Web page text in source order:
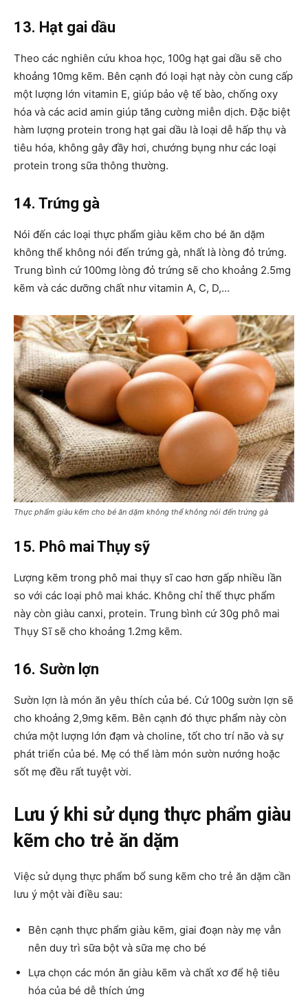
13. Hạt gai dầu
Theo các nghiên cứu khoa học, 100g hạt gai dầu sẽ cho
khoảng 10mg kẽm. Bên cạnh đó loại hạt này còn cung cấp
một lượng lớn vitamin E, giúp bảo vệ tế bào, chống oxy
hóa và các acid amin giúp tăng cường miễn dịch. Đặc biệt
hàm lượng protein trong hạt gai dầu là loại dễ hấp thụ và
tiêu hóa, không gây đầy hơi, chướng bụng như các loại
protein trong sữa thông thường.
14. Trứng gà
Nói đến các loại thực phẩm giàu kẽm cho bé ăn dặm
không thể không nói đến trứng gà, nhất là lòng đỏ trứng.
Trung bình cứ 100mg lòng đỏ trứng sẽ cho khoảng 2.5mg
kẽm và các dưỡng chất như vitamin A, C, D,…
Thực phẩm giàu kẽm cho bé ăn dặm không thể không nói đến trứng gà
15. Phô mai Thụy sỹ
Lượng kẽm trong phô mai thụy sĩ cao hơn gấp nhiều lần
so với các loại phô mai khác. Không chỉ thế thực phẩm
này còn giàu canxi, protein. Trung bình cứ 30g phô mai
Thụy Sĩ sẽ cho khoảng 1.2mg kẽm.
16. Sườn lợn
Sườn lợn là món ăn yêu thích của bé. Cứ 100g sườn lợn sẽ
cho khoảng 2,9mg kẽm. Bên cạnh đó thực phẩm này còn
chứa một lượng lớn đạm và choline, tốt cho trí não và sự
phát triển của bé. Mẹ có thể làm món sườn nướng hoặc
sốt mẹ đều rất tuyệt vời.
Lưu ý khi sử dụng thực phẩm giàu
kẽm cho trẻ ăn dặm
Việc sử dụng thực phẩm bổ sung kẽm cho trẻ ăn dặm cần
lưu ý một vài điều sau:
Bên cạnh thực phẩm giàu kẽm, giai đoạn này mẹ vẫn
nên duy trì sữa bột và sữa mẹ cho bé
Lựa chọn các món ăn giàu kẽm và chất xơ để hệ tiêu
hóa của bé dễ thích ứng